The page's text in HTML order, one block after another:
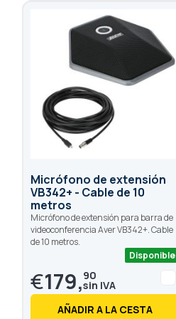
Micrófono de extensión
VB342+ - Cable de 10
metros
Micrófono de extensión para barra de
videoconferencia Aver VB342+. Cable
de 10 metros.
Disponible
€179,90
AÑADIR A LA CESTA